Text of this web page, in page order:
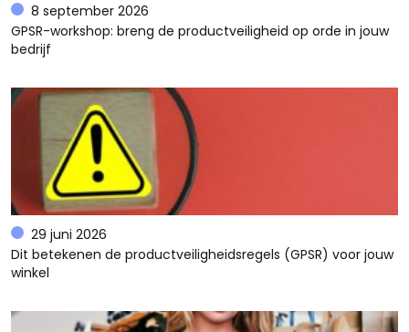
8 september 2026
GPSR-workshop: breng de productveiligheid op orde in jouw
bedrijf
29 juni 2026
Dit betekenen de productveiligheidsregels (GPSR) voor jouw
winkel